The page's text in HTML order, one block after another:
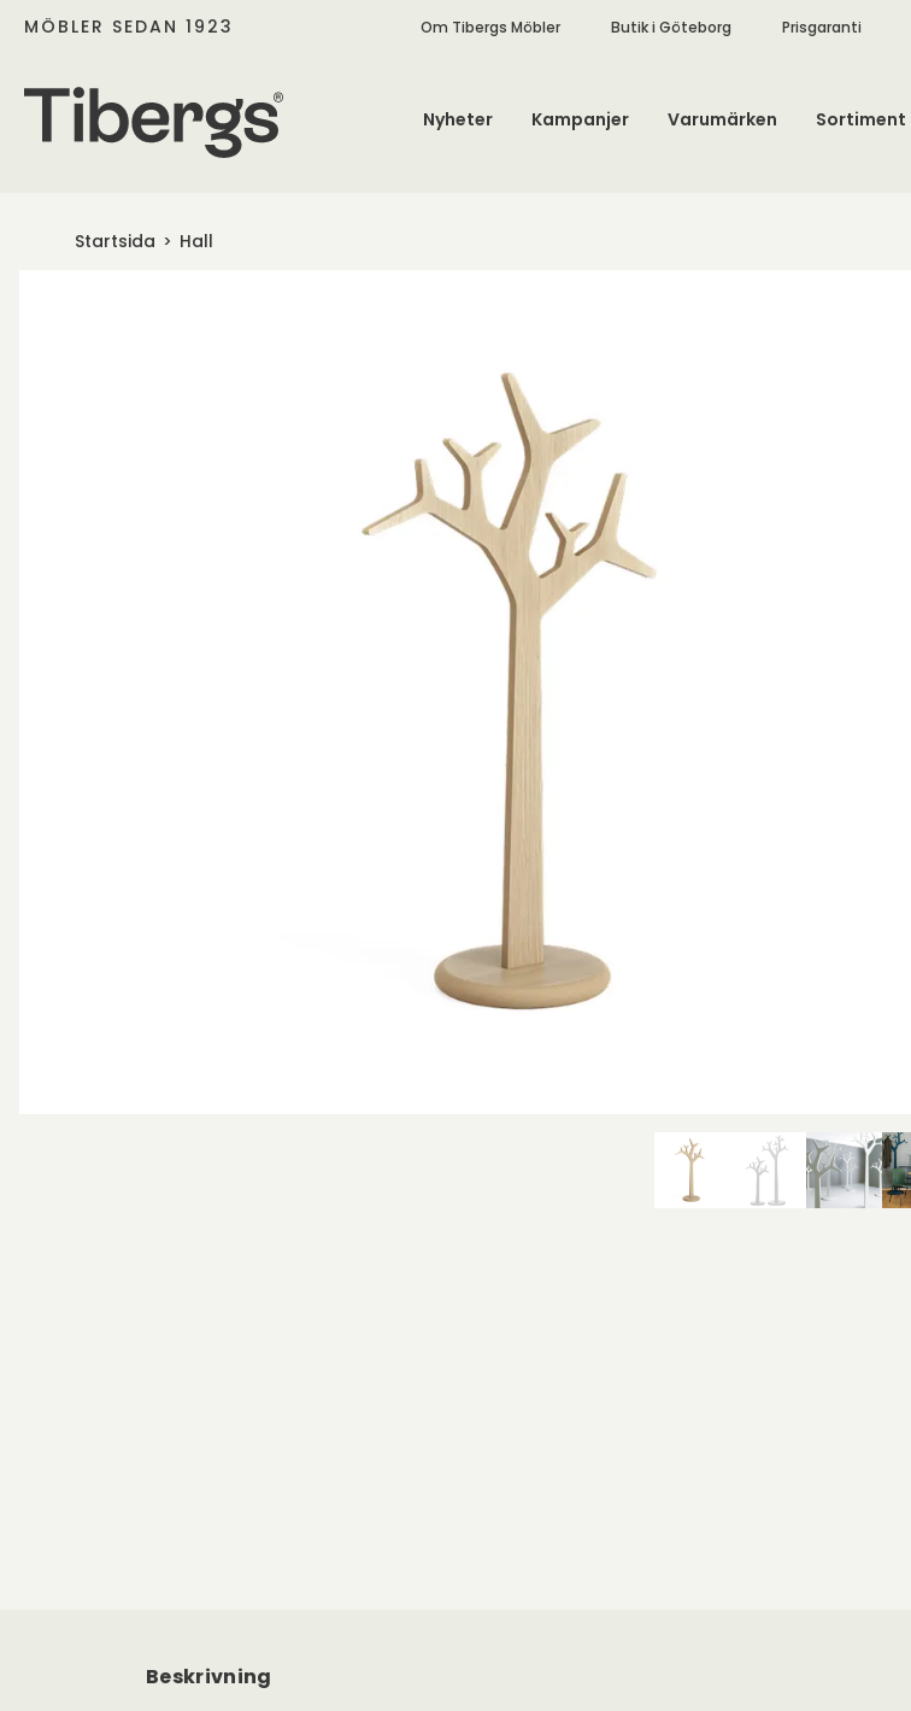
MÖBLER SEDAN 1923 Om Tibergs Möbler Butik i Göteborg Prisgaranti
Nyheter Kampanjer Varumärken Sortiment
Startsida Hall
Beskrivning